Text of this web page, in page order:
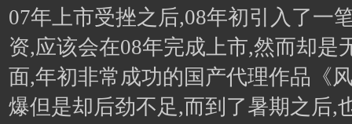
07年上市受挫之后,08年初引入了一
资,应该会在08年完成上市,然而却是
面,年初非常成功的国产代理作品《
爆但是却后劲不足,而到了暑期之后,